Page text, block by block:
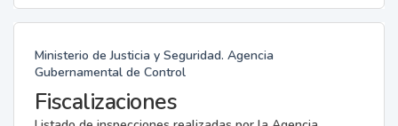
Ministerio de Justicia y Seguridad. Agencia
Gubernamental de Control
Fiscalizaciones